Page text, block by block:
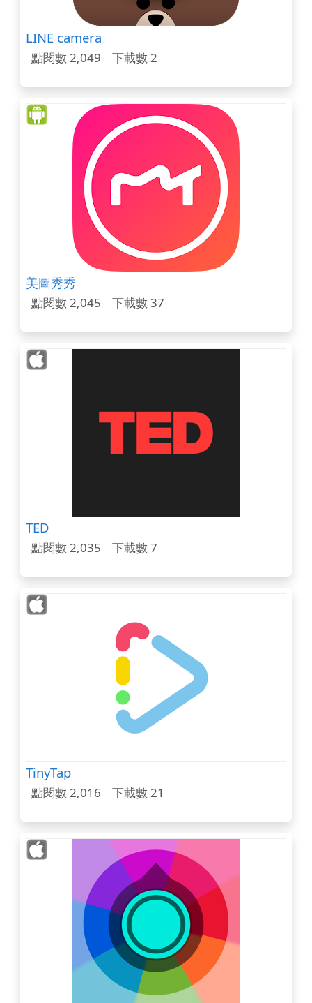
LINE camera
點閱數 2,049 下載數 2
美圖秀秀
點閱數 2,045 下載數 37
TED
點閱數 2,035 下載數 7
TinyTap
點閱數 2,016 下載數 21